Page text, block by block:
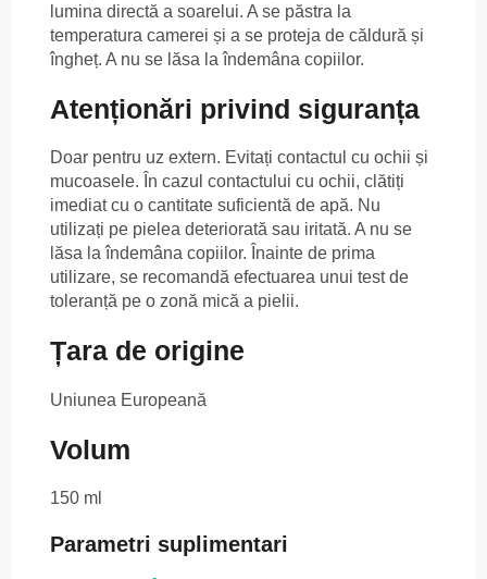
lumina directă a soarelui. A se păstra la
temperatura camerei și a se proteja de căldură și
îngheț. A nu se lăsa la îndemâna copiilor.
Atenționări privind siguranța
Doar pentru uz extern. Evitați contactul cu ochii și
mucoasele. În cazul contactului cu ochii, clătiți
imediat cu o cantitate suficientă de apă. Nu
utilizați pe pielea deteriorată sau iritată. A nu se
lăsa la îndemâna copiilor. Înainte de prima
utilizare, se recomandă efectuarea unui test de
toleranță pe o zonă mică a pielii.
Țara de origine
Uniunea Europeană
Volum
150 ml
Parametri suplimentari